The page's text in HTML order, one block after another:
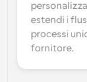
estendi i
processi
fornitore.